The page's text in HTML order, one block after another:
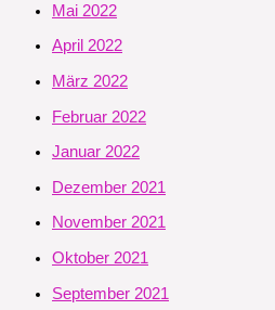
Mai 2022
April 2022
März 2022
Februar 2022
Januar 2022
Dezember 2021
November 2021
Oktober 2021
September 2021